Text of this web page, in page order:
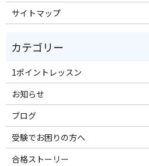
サイトマップ
1ポイントレッスン
お知らせ
ブログ
受験でお困りの方へ
合格ストーリー